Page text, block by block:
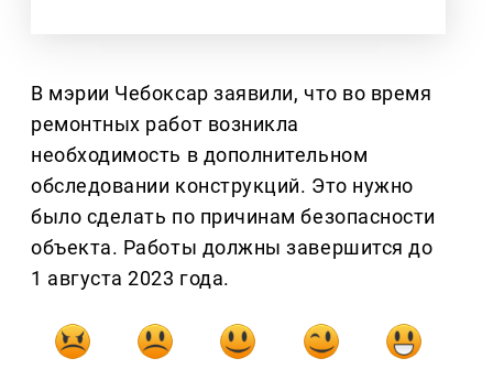
В мэрии Чебоксар заявили, что во время
ремонтных работ возникла
необходимость в дополнительном
обследовании конструкций. Это нужно
было сделать по причинам безопасности
объекта. Работы должны завершится до
1 августа 2023 года.